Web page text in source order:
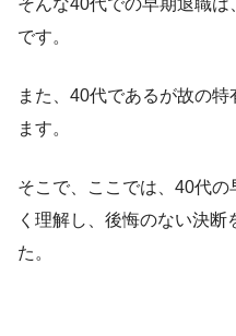
そんな40代での早期退職
です。
また、40代であるが故の
ます。
そこで、ここでは、40代
く理解し、後悔のない決
た。